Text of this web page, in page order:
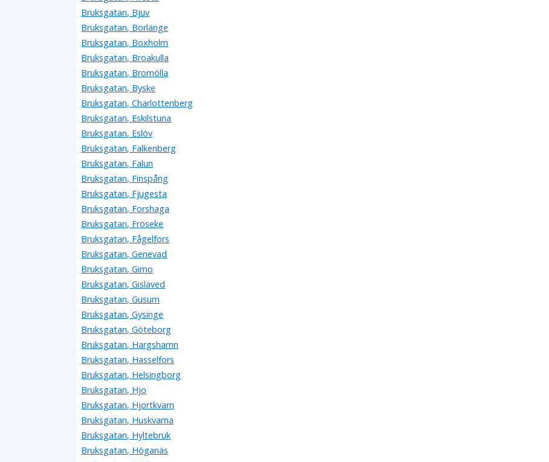
Bruksgatan, Bjuv
Bruksgatan, Borlänge
Bruksgatan, Boxholm
Bruksgatan, Broakulla
Bruksgatan, Bromölla
Bruksgatan, Byske
Bruksgatan, Charlottenberg
Bruksgatan, Eskilstuna
Bruksgatan, Eslöv
Bruksgatan, Falkenberg
Bruksgatan, Falun
Bruksgatan, Finspång
Bruksgatan, Fjugesta
Bruksgatan, Forshaga
Bruksgatan, Fröseke
Bruksgatan, Fågelfors
Bruksgatan, Genevad
Bruksgatan, Gimo
Bruksgatan, Gislaved
Bruksgatan, Gusum
Bruksgatan, Gysinge
Bruksgatan, Göteborg
Bruksgatan, Hargshamn
Bruksgatan, Hasselfors
Bruksgatan, Helsingborg
Bruksgatan, Hjo
Bruksgatan, Hjortkvarn
Bruksgatan, Huskvarna
Bruksgatan, Hyltebruk
Bruksgatan, Höganäs